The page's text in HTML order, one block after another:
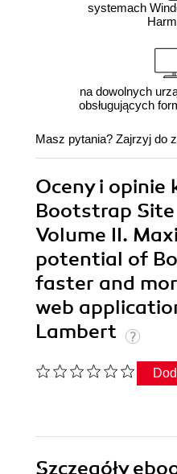
systemach
na dowolnych
obsługujących
Masz pytania? Zajrzyj do
Oceny i opinie
Bootstrap
Volume II.
potential of
faster and
web
Lambert
Szczegóły